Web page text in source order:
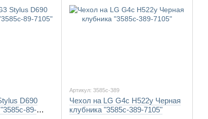
D690
89-
Артикул: 3585c-389
Чехол на LG G4c H522y Черная
клубника "3585c-389-7105"